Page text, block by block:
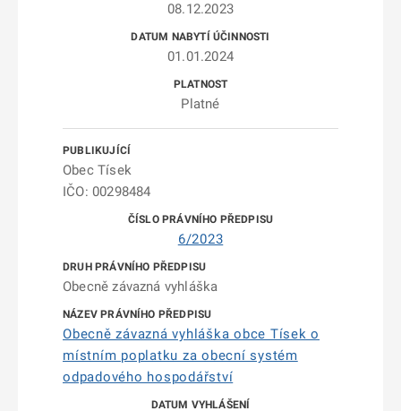
08.12.2023
01.01.2024
Platné
Obec Tísek
IČO: 00298484
6/2023
Obecně závazná vyhláška
Obecně závazná vyhláška obce Tísek o
místním poplatku za obecní systém
odpadového hospodářství